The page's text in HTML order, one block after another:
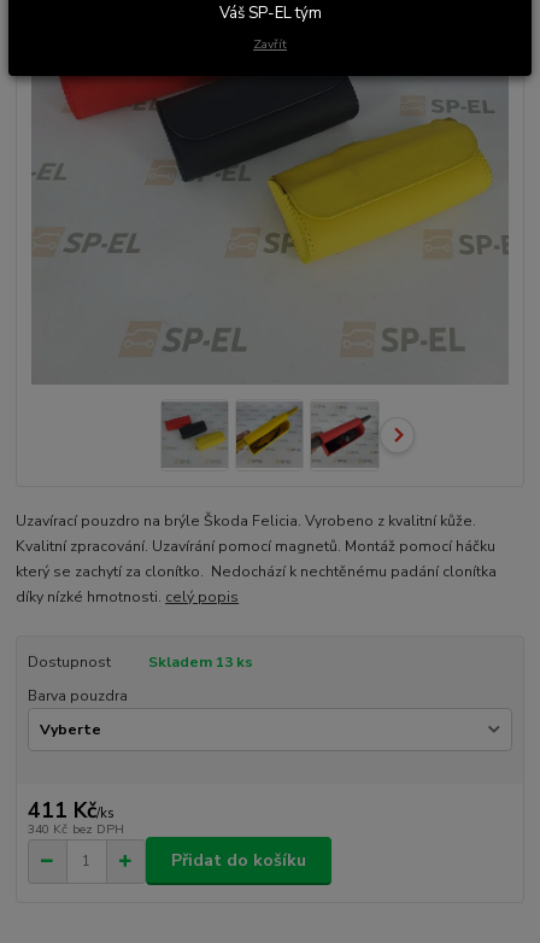
Uzavírací pouzdro na brýle Škoda Felicia. Vyrobeno z kvalitní kůže.
Kvalitní zpracování. Uzavírání pomocí magnetů. Montáž pomocí háčku
který se zachytí za clonítko. Nedochází k nechtěnému padání clonítka
díky nízké hmotnosti. celý popis
Dostupnost
Skladem 13 ks
Barva pouzdra
411 Kč/ks
340 Kč bez DPH
Přidat do košíku
Váš SP-EL tým
Zavřít